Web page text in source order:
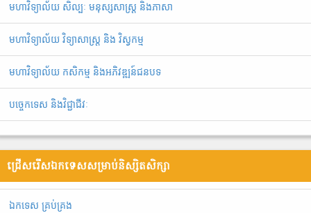
មហាវិទ្យាល័យ សិល្បៈ មនុស្សសាស្ត្រ និងភាសា
មហាវិទ្យាល័យ វិទ្យាសាស្រ្ត និង វិស្វកម្ម
មហាវិទ្យាល័យ កសិកម្ម និងអភិវឌ្ឍន៍ជនបទ
បច្ចេកទេស និងវិជ្ជាជីវៈ
ជ្រើសរើសឯកទេសសម្រាប់និស្សិតសិក្សា
ឯ​ក​ទេស​ ​គ្រប់គ្រង​